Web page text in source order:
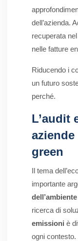
dell’azienda.
recuperata
nelle fatture
Riducendo i
un futuro
perché.
L’audit
green
Il tema
importante
dell’ambiente
ricerca di
emissioni è
ogni contesto.